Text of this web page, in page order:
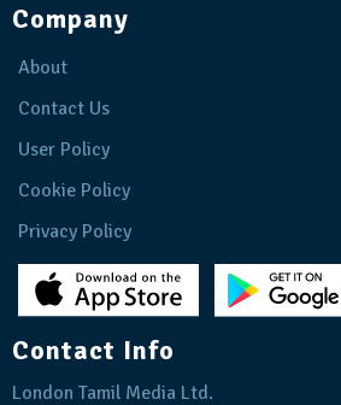
Company
About
Contact Us
User Policy
Cookie Policy
Privacy Policy
Contact Info
London Tamil Media Ltd.